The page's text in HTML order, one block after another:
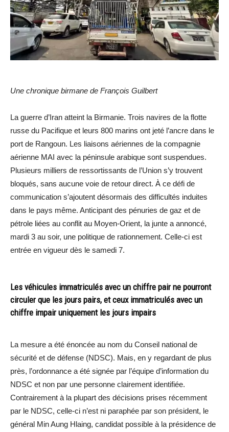
Une chronique birmane de François Guilbert
La guerre d’Iran atteint la Birmanie. Trois navires de la flotte
russe du Pacifique et leurs 800 marins ont jeté l’ancre dans le
port de Rangoun. Les liaisons aériennes de la compagnie
aérienne MAI avec la péninsule arabique sont suspendues.
Plusieurs milliers de ressortissants de l’Union s’y trouvent
bloqués, sans aucune voie de retour direct. À ce défi de
communication s’ajoutent désormais des difficultés induites
dans le pays même. Anticipant des pénuries de gaz et de
pétrole liées au conflit au Moyen-Orient, la junte a annoncé,
mardi 3 au soir, une politique de rationnement. Celle-ci est
entrée en vigueur dès le samedi 7.
Les véhicules immatriculés avec un chiffre pair ne pourront
circuler que les jours pairs, et ceux immatriculés avec un
chiffre impair uniquement les jours impairs
La mesure a été énoncée au nom du Conseil national de
sécurité et de défense (NDSC). Mais, en y regardant de plus
près, l’ordonnance a été signée par l’équipe d’information du
NDSC et non par une personne clairement identifiée.
Contrairement à la plupart des décisions prises récemment
par le NDSC, celle-ci n’est ni paraphée par son président, le
général Min Aung Hlaing, candidat possible à la présidence de